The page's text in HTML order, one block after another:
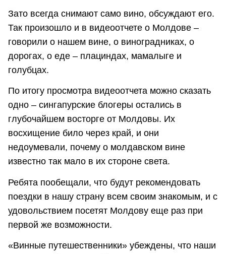
Зато всегда снимают само вино, обсуждают его.
Так произошло и в видеоотчете о Молдове –
говорили о нашем вине, о виноградниках, о
дорогах, о еде – плациндах, мамалыге и
голубцах.
По итогу просмотра видеоотчета можно сказать
одно – сингапурские блогеры остались в
глубочайшем восторге от Молдовы. Их
восхищение било через край, и они
недоумевали, почему о молдавском вине
известно так мало в их стороне света.
Ребята пообещали, что будут рекомендовать
поездки в нашу страну всем своим знакомым, и с
удовольствием посетят Молдову еще раз при
первой же возможности.
«Винные путешественники» убеждены, что наши